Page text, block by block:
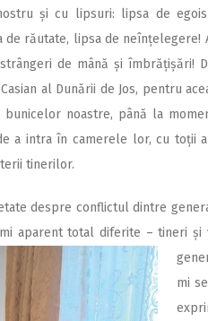
și cu lipsuri: lipsa de
răutate, lipsa de neînțelegere!
de mână și îmbrățișări!
al Dunării de Jos, pentru
noastre, până la
a intra în camerele lor, cu toții
tinerilor.
despre conflictul dintre
aparent total diferite – tineri și
mi